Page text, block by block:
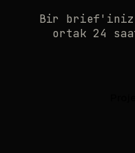
Bir brief'iniz
ortak 24